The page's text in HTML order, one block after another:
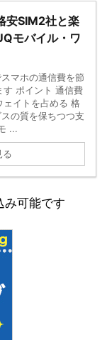
安SIM2社と楽
モバイル・ワ
マホの通信費を節
す ポイント 通信費
ェイトを占める 格
の質を保ちつつ支
...
る
み可能です